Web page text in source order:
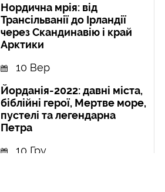
Нордична мрія: від
Трансільванії до Ірландії
через Скандинавію і край
Арктики
10 Вер
Йорданія-2022: давні міста,
біблійні герої, Мертве море,
пустелі та легендарна
Петра
10 Гру